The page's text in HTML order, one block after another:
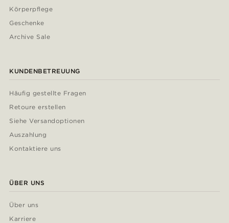
Körperpflege
Geschenke
Archive Sale
KUNDENBETREUUNG
Häufig gestellte Fragen
Retoure erstellen
Siehe Versandoptionen
Auszahlung
Kontaktiere uns
ÜBER UNS
Über uns
Karriere